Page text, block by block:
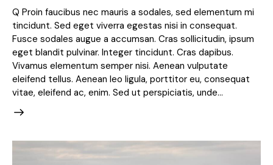
Q Proin faucibus nec mauris a sodales, sed elementum mi
tincidunt. Sed eget viverra egestas nisi in consequat.
Fusce sodales augue a accumsan. Cras sollicitudin, ipsum
eget blandit pulvinar. Integer tincidunt. Cras dapibus.
Vivamus elementum semper nisi. Aenean vulputate
eleifend tellus. Aenean leo ligula, porttitor eu, consequat
vitae, eleifend ac, enim. Sed ut perspiciatis, unde…